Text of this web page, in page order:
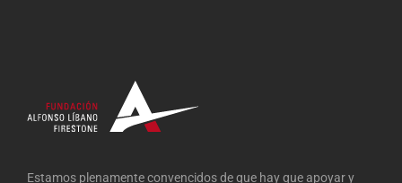
Estamos plenamente convencidos de que hay que apoyar y